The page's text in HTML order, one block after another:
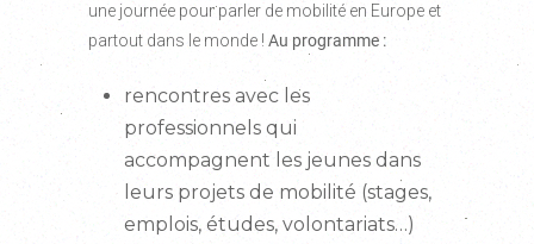
une journée pour parler de mobilité en Europe et
partout dans le monde ! Au programme :
rencontres avec les
professionnels qui
accompagnent les jeunes dans
leurs projets de mobilité (stages,
emplois, études, volontariats…)